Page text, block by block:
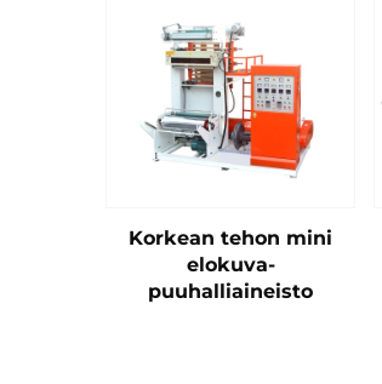
Korkean tehon mini
elokuva-
puuhalliaineisto